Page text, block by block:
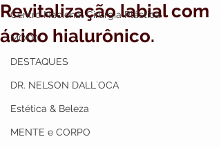
Centro Nacional Cirurgia Plástica
MODA
DESTAQUES
DR. NELSON DALL`OCA
Estética & Beleza
MENTE e CORPO
Revitalização labial com
ácido hialurônico.